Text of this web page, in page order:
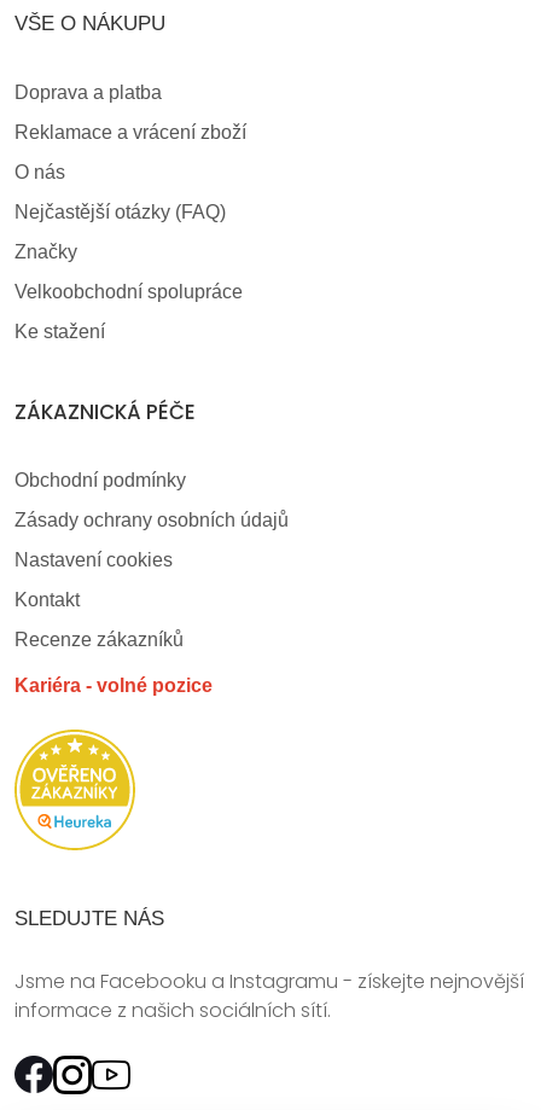
VŠE O NÁKUPU
Doprava a platba
Reklamace a vrácení zboží
O nás
Nejčastější otázky (FAQ)
Značky
Velkoobchodní spolupráce
Ke stažení
ZÁKAZNICKÁ PÉČE
Obchodní podmínky
Zásady ochrany osobních údajů
Nastavení cookies
Kontakt
Recenze zákazníků
Kariéra - volné pozice
SLEDUJTE NÁS
Jsme na Facebooku a Instagramu - získejte nejnovější
informace z našich sociálních sítí.